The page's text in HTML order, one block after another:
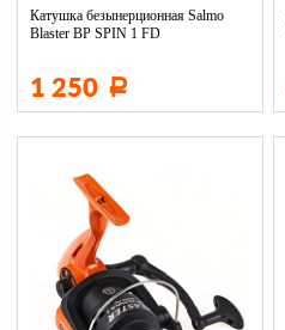
Катушка безынерционная Salmo
Blaster BP SPIN 1 FD
1 250 Р